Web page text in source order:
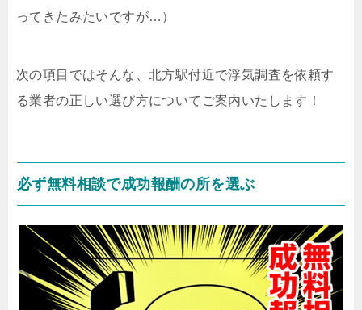
ってきたみたいですが…）
次の項目ではそんな、北方駅付近で浮気調査を依頼す
る業者の正しい選び方についてご案内いたします！
必ず無料相談で成功報酬の所を選ぶ